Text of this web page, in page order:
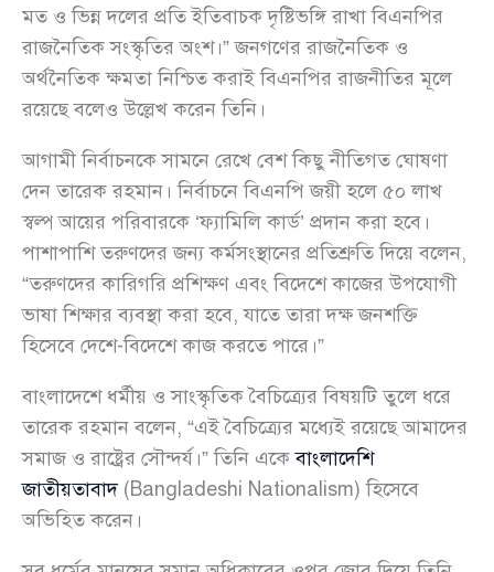
মত ও ভিন্ন দলের প্রতি ইতিবাচক দৃষ্টিভঙ্গি রাখা বিএনপির
রাজনৈতিক সংস্কৃতির অংশ।” জনগণের রাজনৈতিক ও
অর্থনৈতিক ক্ষমতা নিশ্চিত করাই বিএনপির রাজনীতির মূলে
রয়েছে বলেও উল্লেখ করেন তিনি।
আগামী নির্বাচনকে সামনে রেখে বেশ কিছু নীতিগত ঘোষণা
দেন তারেক রহমান। নির্বাচনে বিএনপি জয়ী হলে ৫০ লাখ
স্বল্প আয়ের পরিবারকে ‘ফ্যামিলি কার্ড’ প্রদান করা হবে।
পাশাপাশি তরুণদের জন্য কর্মসংস্থানের প্রতিশ্রুতি দিয়ে বলেন,
“তরুণদের কারিগরি প্রশিক্ষণ এবং বিদেশে কাজের উপযোগী
ভাষা শিক্ষার ব্যবস্থা করা হবে, যাতে তারা দক্ষ জনশক্তি
হিসেবে দেশে-বিদেশে কাজ করতে পারে।”
বাংলাদেশে ধর্মীয় ও সাংস্কৃতিক বৈচিত্র্যের বিষয়টি তুলে ধরে
তারেক রহমান বলেন, “এই বৈচিত্র্যের মধ্যেই রয়েছে আমাদের
সমাজ ও রাষ্ট্রের সৌন্দর্য।” তিনি একেবাংলাদেশি
জাতীয়তাবাদ(Bangladeshi Nationalism) হিসেবে
অভিহিত করেন।